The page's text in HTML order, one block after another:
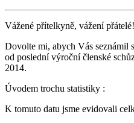
Vážené přítelkyně, vážení přátelé!
Dovolte mi, abych Vás seznámil
od poslední výroční členské
2014.
Úvodem trochu statistiky :
K tomuto datu jsme evidovali